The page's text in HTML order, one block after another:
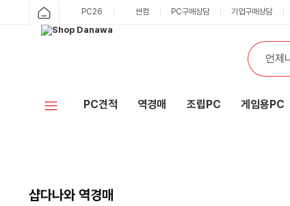
PC26 싼컴 PC구매상담 기업구매상담
PC견적 역경매 조립PC 게임용PC
샵다나와 역경매